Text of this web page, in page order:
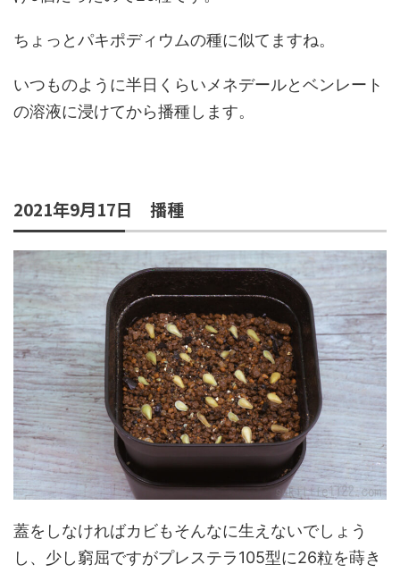
ちょっとパキポディウムの種に似てますね。
いつものように半日くらいメネデールとベンレート
の溶液に浸けてから播種します。
2021年9月17日 播種
蓋をしなければカビもそんなに生えないでしょう
し、少し窮屈ですがプレステラ105型に26粒を蒔き